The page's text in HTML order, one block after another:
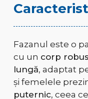
Fazanul este o
cu un corp
lungă, adaptat
și femelele
puternic, ceea